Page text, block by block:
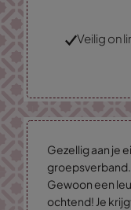
Veilig
Gezellig aan je
groepsverband.
Gewoon een
ochtend! Je